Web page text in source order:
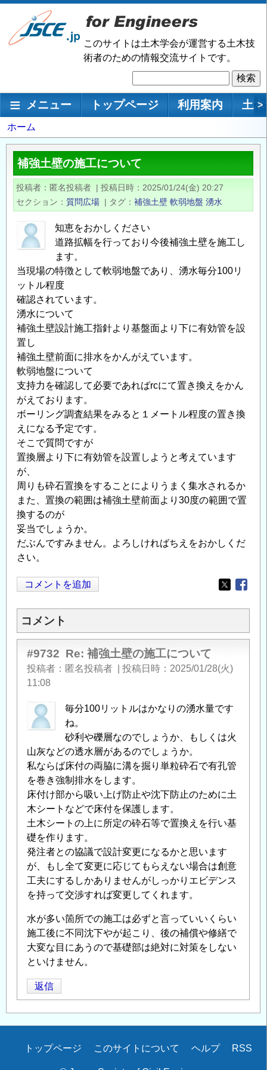
メ
ン
移
このサイトは土木学会が運営する土木技
術者のための情報交流サイトです。
索
メインナビゲーション
メニュー トップページ 利用案内 土 >
パ
ン
く
ず
ホーム
補強土壁の施工について
投稿者 匿名投稿者 | 投稿日時
2025/01/24(金) 20:27
セクション
質問広場 | タグ 補強土壁 軟弱地盤 湧水
知恵をおかしください
道路拡幅を行っており今後補強土壁を施工し
ます。
当現場の特徴として軟弱地盤であり、湧水毎分100リ
ットル程度
確認されています。
湧水について
補強土壁設計施工指針より基盤面より下に有効管を設
置し
補強土壁前面に排水をかんがえています。
軟弱地盤について
支持力を確認して必要であればrcにて置き換えをかん
がえております。
ボーリング調査結果をみると１メートル程度の置き換
えになる予定です。
そこで質問ですが
置換層より下に有効管を設置しようと考えています
が、
周りも砕石置換をすることによりうまく集水されるか
また、置換の範囲は補強土壁前面より30度の範囲で置
換するのが
妥当でしょうか。
だぶんですみません。よろしければちえをおかしくだ
さい。
コメントを追加
Opens in
コメント
#9732 Re: 補強土壁の施工について
投稿者 匿名投稿者 投稿日時
2025/01/28(火)
11:08
毎分100リットルはかなりの湧水量です
ね。
砂利や礫層なのでしょうか、もしくは火
山灰などの透水層があるのでしょうか。
私ならば床付の両脇に溝を掘り単粒砕石で有孔管
を巻き強制排水をします。
床付け部から吸い上げ防止や沈下防止のために土
木シートなどで床付を保護します。
土木シートの上に所定の砕石等で置換えを行い基
礎を作ります。
発注者との協議で設計変更になるかと思います
が、もし全て変更に応じてもらえない場合は創意
工夫にするしかありませんがしっかりエビデンス
を持って交渉すれば変更してくれます。
水が多い箇所での施工は必ずと言っていいくらい
施工後に不同沈下やが起こり、後の補償や修繕で
大変な目にあうので基礎部は絶対に対策をしない
といけません。
返信
Secondary
トップページ このサイトについて ヘルプ RSS